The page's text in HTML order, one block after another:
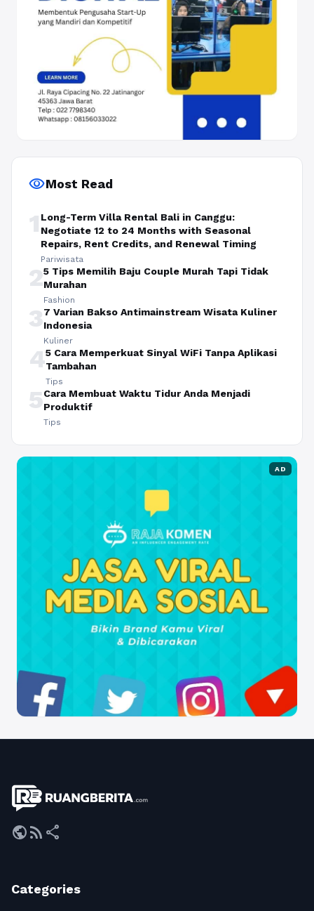
visibilityMost Read
1 Long-Term Villa Rental Bali in Canggu:
Negotiate 12 to 24 Months with Seasonal
Repairs, Rent Credits, and Renewal Timing
Pariwisata
25 Tips Memilih Baju Couple Murah Tapi Tidak
Murahan
Fashion
37 Varian Bakso Antimainstream Wisata Kuliner
Indonesia
Kuliner
45 Cara Memperkuat Sinyal WiFi Tanpa Aplikasi
Tambahan
Tips
5Cara Membuat Waktu Tidur Anda Menjadi
Produktif
Tips
AD
publicrss_feed share
Categories